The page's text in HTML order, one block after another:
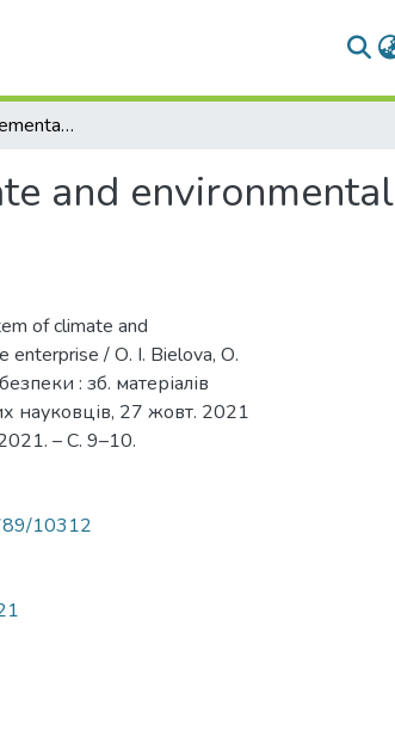
Advantages of implementation system of climate and environmental management in the activities of the enterprise
and environmental
of climate and
enterprise / О. І. Bielova, О.
: зб. матеріалів
науковців, 27 жовт. 2021
– С. 9–10.
10312